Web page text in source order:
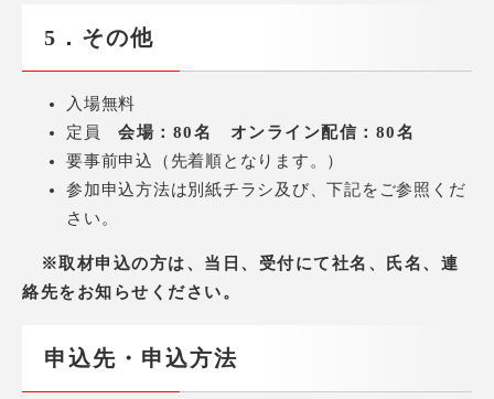
5．その他
入場無料
定員会場：80名 オンライン配信：80名
要事前申込（先着順となります。）
参加申込方法は別紙チラシ及び、下記をご参照くだ
さい。
※取材申込の方は、当日、受付にて社名、氏名、連
絡先をお知らせください。
申込先・申込方法